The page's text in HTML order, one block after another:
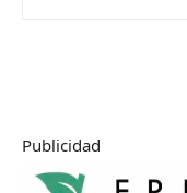
Publicidad